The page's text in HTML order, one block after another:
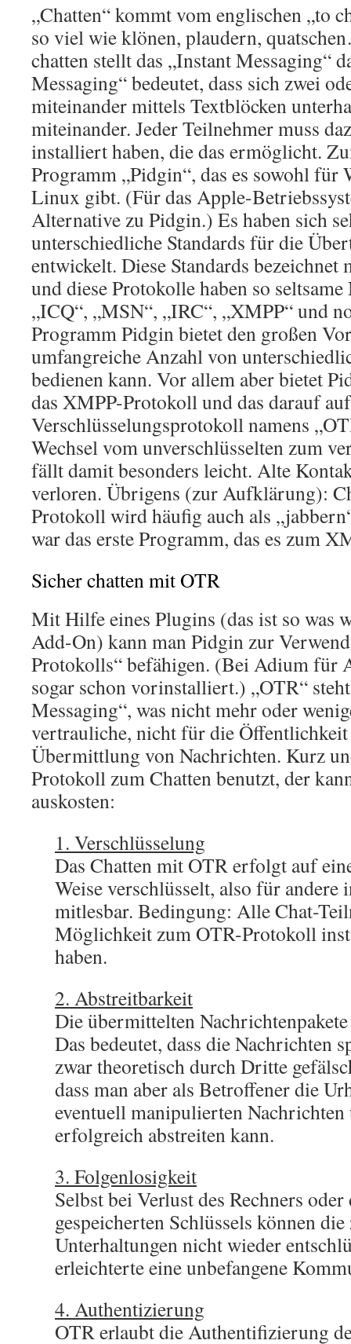
„Chatten“ kommt vom englischen „to
so viel wie klönen, plaudern,
chatten stellt das „Instant Messaging“
Messaging“ bedeutet, dass sich zwei
miteinander mittels Textblöcken
miteinander. Jeder Teilnehmer muss
installiert haben, die das ermöglicht.
Programm „Pidgin“, das es sowohl für
Linux gibt. (Für das Apple-
Alternative zu Pidgin.) Es haben sich
unterschiedliche Standards für die
entwickelt. Diese Standards bezeichnet
und diese Protokolle haben so
„ICQ“, „MSN“, „IRC“, „XMPP“ und
Programm Pidgin bietet den großen
umfangreiche Anzahl von
bedienen kann. Vor allem aber bietet
das XMPP-Protokoll und das darauf
Verschlüsselungsprotokoll namens
Wechsel vom unverschlüsselten zum
fällt damit besonders leicht. Alte
verloren. Übrigens (zur Aufklärung):
Protokoll wird häufig auch als
war das erste Programm, das es zum
Sicher chatten mit OTR
Mit Hilfe eines Plugins (das ist so was
Add-On) kann man Pidgin zur
Protokolls“ befähigen. (Bei Adium für
sogar schon vorinstalliert.) „OTR“
Messaging“, was nicht mehr oder
vertrauliche, nicht für die
Übermittlung von Nachrichten. Kurz
Protokoll zum Chatten benutzt, der
auskosten:
1. Verschlüsselung
Das Chatten mit OTR erfolgt auf
Weise verschlüsselt, also für andere
mitlesbar. Bedingung: Alle Chat-
Möglichkeit zum OTR-Protokoll
haben.
2. Abstreitbarkeit
Die übermittelten
Das bedeutet, dass die Nachrichten
zwar theoretisch durch Dritte
dass man aber als Betroffener die
eventuell manipulierten
erfolgreich abstreiten kann.
3. Folgenlosigkeit
Selbst bei Verlust des Rechners
gespeicherten Schlüssels können
Unterhaltungen nicht wieder
erleichterte eine unbefangene
4. Authentizierung
OTR erlaubt die Authentifizierung